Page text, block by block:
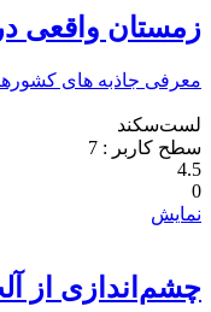
زمستان واقعی
معرفی جاذبه های
لست‌سکند
سطح کاربر : 7
4.5
0
نمایش
چشم‌اندازی از